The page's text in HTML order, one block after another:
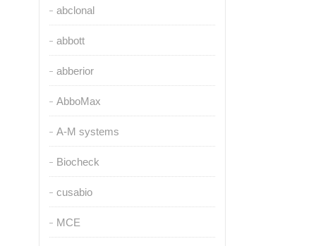
abclonal
abbott
abberior
AbboMax
A-M systems
Biocheck
cusabio
MCE